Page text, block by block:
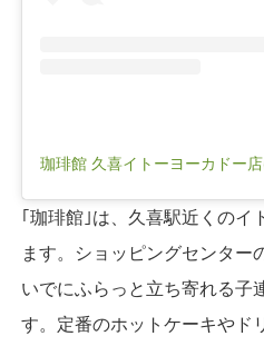
｢珈琲館｣は、久喜駅近くのイ
ます。ショッピングセンター
いでにふらっと立ち寄れる子
す。定番のホットケーキやド